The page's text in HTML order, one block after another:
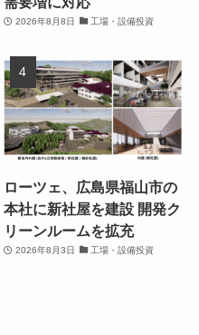
2026年8月8日 工場・設備投資
ローツェ、広島県福山市の
本社に新社屋を建設 開発ク
リーンルームを拡充
2026年8月3日 工場・設備投資